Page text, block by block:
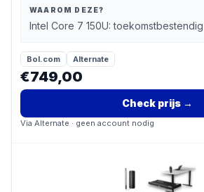
WAAROM DEZE?
Intel Core 7 150U:
Bol.com Alternate
€749,00
Check prijs→
Via Alternate · geen account nodig